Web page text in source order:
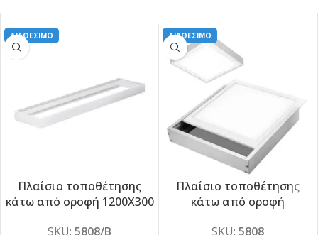
-5%
ΔΙΑΘΕΣΙΜΟ
Πλαίσιο τοποθέτησης
κάτω από οροφή 1200X300
SKU: 5808/B
ΔΙΑΘΕΣΙΜΟ
Πλαίσιο τοποθέτησης
κάτω από οροφή
SKU: 5808